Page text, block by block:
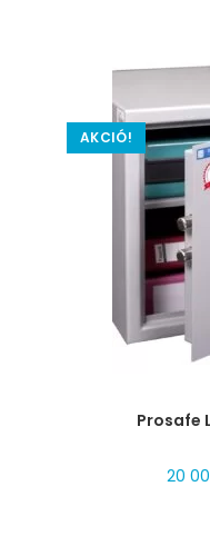
AKCIÓ!
Prosafe
20